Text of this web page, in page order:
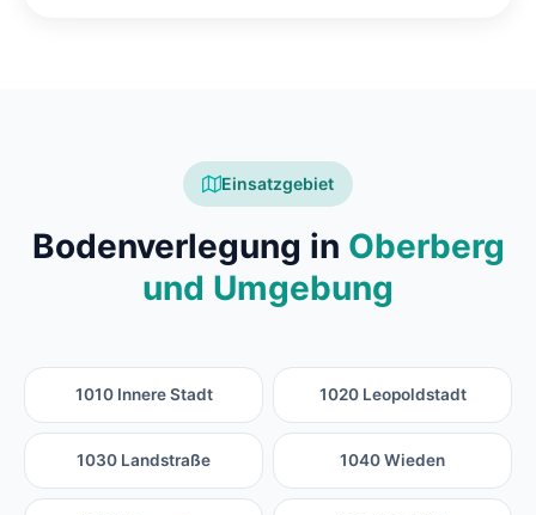
Einsatzgebiet
Bodenverlegung in Oberberg
und Umgebung
1010 Innere Stadt 1020 Leopoldstadt
1030 Landstraße 1040 Wieden